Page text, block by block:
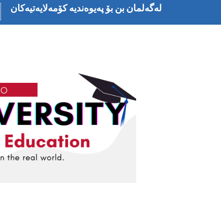
ناوەڕۆکی
لەگەلمان بن بۆ پەیوەندیە کۆمەلایەتیەکان